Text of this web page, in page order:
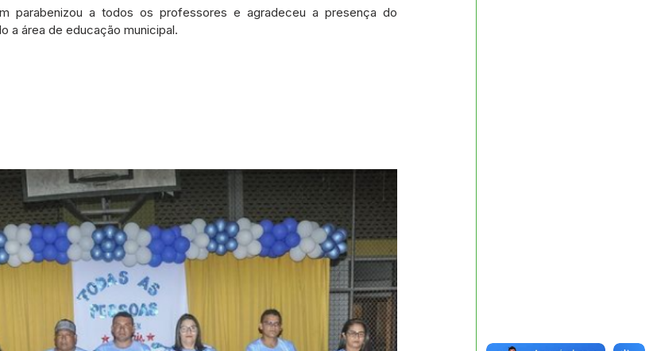
parabenizou a todos os professores e agradeceu a presença do
a área de educação municipal.